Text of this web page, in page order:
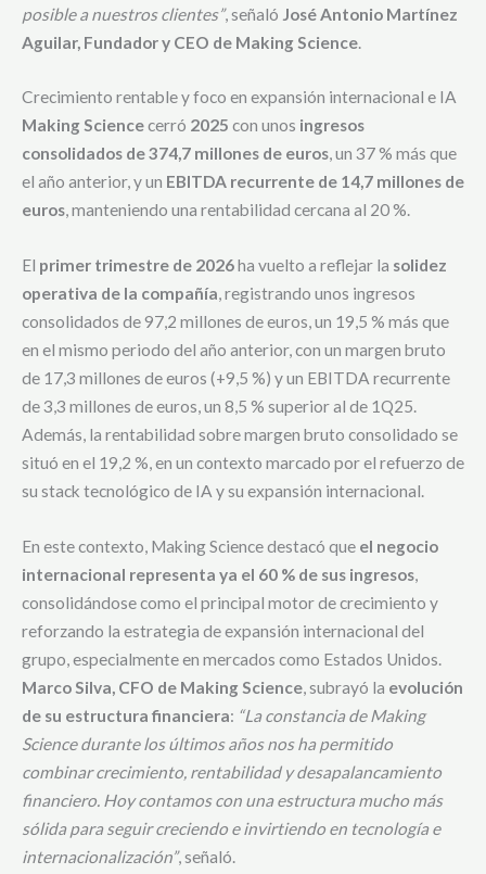
posible a nuestros clientes”, señaló José Antonio Martínez
Aguilar, Fundador y CEO de Making Science
Crecimiento rentable y foco en expansión internacional e IA
Making Sciencecerró 2025 con unos ingresos
consolidados de 374,7 millones de euros, un 37 % más que
el año anterior, y un EBITDA recurrente de 14,7 millones de
euros, manteniendo una rentabilidad cercana al 20 %.
El primer trimestre de 2026ha vuelto a reflejar la solidez
operativa de la compañía, registrando unos ingresos
consolidados de 97,2 millones de euros, un 19,5 % más que
en el mismo periodo del año anterior, con un margen bruto
de 17,3 millones de euros (+9,5 %) y un EBITDA recurrente
de 3,3 millones de euros, un 8,5 % superior al de 1Q25.
Además, la rentabilidad sobre margen bruto consolidado se
situó en el 19,2 %, en un contexto marcado por el refuerzo de
su stack tecnológico de IA y su expansión internacional.
En este contexto, Making Science destacó que el negocio
internacional representa ya el 60 % de sus ingresos,
consolidándose como el principal motor de crecimiento y
reforzando la estrategia de expansión internacional del
grupo, especialmente en mercados como Estados Unidos.
Marco Silva, CFO de Making Science, subrayó la evolución
de su estructura financiera: “La constancia de Making
Science durante los últimos años nos ha permitido
combinar crecimiento, rentabilidad y desapalancamiento
financiero. Hoy contamos con una estructura mucho más
sólida para seguir creciendo e invirtiendo en tecnología e
internacionalización”, señaló.